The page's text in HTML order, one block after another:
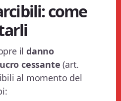
come
ildanno
cessante (art.
al momento del